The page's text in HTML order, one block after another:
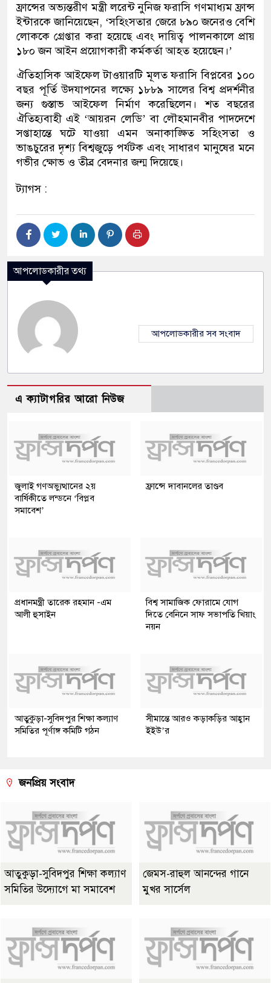
ফ্রান্সের অভ্যন্তরীণ মন্ত্রী লরেন্ট নুনিজ ফরাসি গণমাধ্যম ফ্রান্স
ইন্টারকে জানিয়েছেন, ‘সহিংসতার জেরে ৮৯০ জনেরও বেশি
লোককে গ্রেপ্তার করা হয়েছে এবং দায়িত্ব পালনকালে প্রায়
১৮০ জন আইন প্রয়োগকারী কর্মকর্তা আহত হয়েছেন।’
ঐতিহাসিক আইফেল টাওয়ারটি মূলত ফরাসি বিপ্লবের ১০০
বছর পূর্তি উদযাপনের লক্ষ্যে ১৮৮৯ সালের বিশ্ব প্রদর্শনীর
জন্য গুস্তাভ আইফেল নির্মাণ করেছিলেন। শত বছরের
ঐতিহ্যবাহী এই ‘আয়রন লেডি’ বা লৌহমানবীর পাদদেশে
সপ্তাহান্তে ঘটে যাওয়া এমন অনাকাঙ্ক্ষিত সহিংসতা ও
ভাঙচুরের দৃশ্য বিশ্বজুড়ে পর্যটক এবং সাধারণ মানুষের মনে
গভীর ক্ষোভ ও তীব্র বেদনার জন্ম দিয়েছে।
ট্যাগস :
আপলোডকারীর তথ্য
আপলোডকারীর সব সংবাদ
এ ক্যাটাগরির আরো নিউজ
জুলাই গণঅভ্যুত্থানের ২য়
বার্ষিকীতে লন্ডনে ‘বিপ্লব
সমাবেশ’
ফ্রান্সে দাবানলের তাণ্ডব
প্রধানমন্ত্রী তারেক রহমান -এম
আলী হুসাইন
বিশ্ব সামাজিক ফোরামে যোগ
দিতে বেনিনে সাফ সভাপতি খিয়াং
নয়ন
আতুকুড়া-সুবিদপুর শিক্ষা কল্যাণ
সমিতির পূর্ণাঙ্গ কমিটি গঠন
সীমান্তে আরও কড়াকড়ির আহ্বান
ইইউ’র
জনপ্রিয় সংবাদ
আতুকুড়া-সুবিদপুর শিক্ষা কল্যাণ
সমিতির উদ্যোগে মা সমাবেশ
জেমস-রাহুল আনন্দের গানে
মুখর সার্সেল